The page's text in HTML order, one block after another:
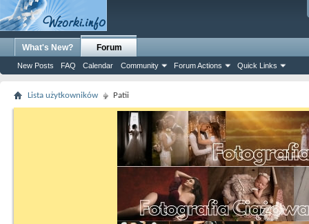
What's New? Forum
New Posts FAQ Calendar Community Forum Actions Quick Links
Lista użytkowników Patii